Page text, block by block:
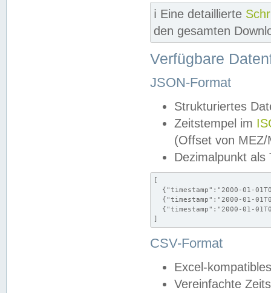
ℹ️ Eine detaillierte
den gesamten
Verfügbare
JSON-Format
Strukturiertes
Zeitstempel im
(Offset von MEZ/
Dezimalpunkt als
[
{"timestamp":"2000-01-
{"timestamp":"2000-01-
{"timestamp":"2000-01-
]
CSV-Format
Excel-
Vereinfachte